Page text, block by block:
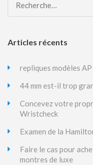
Rechercher :
Articles récents
repliques modèles
44 mm est-il trop
Concevez votre
Wristcheck
Examen de la
Faire le cas pour
montres de luxe